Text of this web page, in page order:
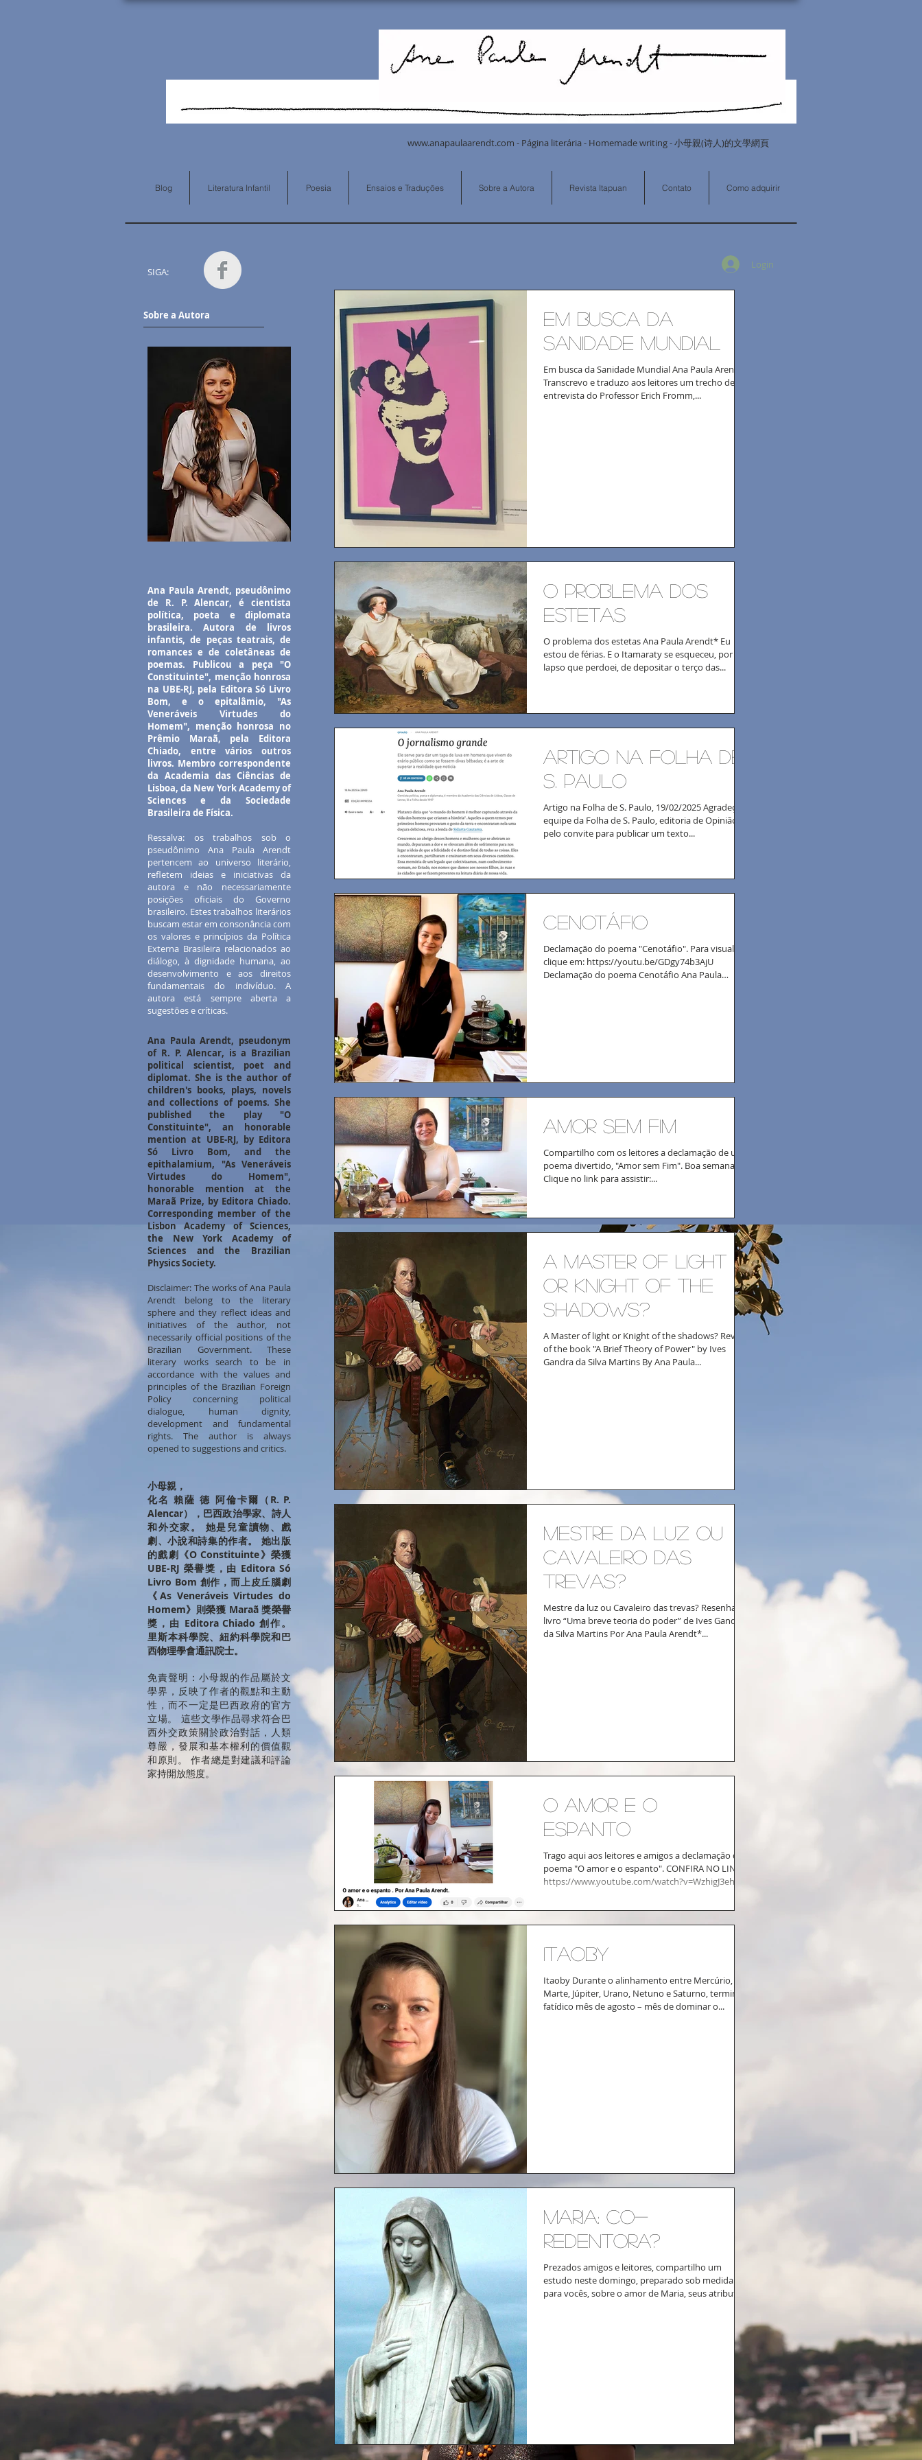
www.anapaulaarendt.com - Página literária - Homemade writing - 小母親(诗人)的文學網頁
Blog Literatura Infantil Poesia Ensaios e Traduções Sobre a Autora Revista Itapuan Contato Como adquirir
Login
SIGA:
Sobre a Autora
Ana Paula Arendt, pseudônimo
de R. P. Alencar, é cientista
política, poeta e diplomata
brasileira. Autora de livros
infantis, de peças teatrais, de
romances e de coletâneas de
poemas. Publicou a peça "O
Constituinte", menção honrosa
na UBE-RJ, pela Editora Só Livro
Bom, e o epitalâmio, "As
Veneráveis Virtudes do
Homem", menção honrosa no
Prêmio Maraã, pela Editora
Chiado, entre vários outros
livros. Membro correspondente
da Academia das Ciências de
Lisboa, da New York Academy of
Sciences e da Sociedade
Brasileira de Física.
Ressalva: os trabalhos sob o
pseudônimo Ana Paula Arendt
pertencem ao universo literário,
refletem ideias e iniciativas da
autora e não necessariamente
posições oficiais do Governo
brasileiro. Estes trabalhos literários
buscam estar em consonância com
os valores e princípios da Política
Externa Brasileira relacionados ao
diálogo, à dignidade humana, ao
desenvolvimento e aos direitos
fundamentais do indivíduo. A
autora está sempre aberta a
sugestões e críticas.
Ana Paula Arendt, pseudonym
of R. P. Alencar, is a Brazilian
political scientist, poet and
diplomat. She is the author of
children's books, plays, novels
and collections of poems. She
published the play "O
Constituinte", an honorable
mention at UBE-RJ, by Editora
Só Livro Bom, and the
epithalamium, "As Veneráveis
Virtudes do Homem",
honorable mention at the
Maraã Prize, by Editora Chiado.
Corresponding member of the
Lisbon Academy of Sciences,
the New York Academy of
Sciences and the Brazilian
Physics Society.
Disclaimer: The works of Ana Paula
Arendt belong to the literary
sphere and they reflect ideas and
initiatives of the author, not
necessarily official positions of the
Brazilian Government. These
literary works search to be in
accordance with the values and
principles of the Brazilian Foreign
Policy concerning political
dialogue, human dignity,
development and fundamental
rights. The author is always
opened to suggestions and critics.
小母親，
化名 賴薩 德 阿倫卡爾（R. P.
Alencar），巴西政治學家、詩人
和外交家。 她是兒童讀物、戲
劇、小說和詩集的作者。 她出版
的戲劇《O Constituinte》榮獲
UBE-RJ 榮譽獎，由 Editora Só
Livro Bom 創作，而上皮丘腦劇
《As Veneráveis Virtudes do
Homem》則榮獲 Maraã 獎榮譽
獎，由 Editora Chiado 創作。
里斯本科學院、紐約科學院和巴
西物理學會通訊院士。
免責聲明：小母親的作品屬於文
學界，反映了作者的觀點和主動
性，而不一定是巴西政府的官方
立場。 這些文學作品尋求符合巴
西外交政策關於政治對話，人類
尊嚴，發展和基本權利的價值觀
和原則。 作者總是對建議和評論
家持開放態度。
em busca da
Sanidade Mundial
Em busca da Sanidade Mundial Ana Paula Arendt*
Transcrevo e traduzo aos leitores um trecho de
entrevista do Professor Erich Fromm,...
o problema dos
estetas
O problema dos estetas Ana Paula Arendt* Eu
estou de férias. E o Itamaraty se esqueceu, por
lapso que perdoei, de depositar o terço das...
artigo na folha de
s. paulo
Artigo na Folha de S. Paulo, 19/02/2025 Agradeço à
equipe da Folha de S. Paulo, editoria de Opinião,
pelo convite para publicar um texto...
Cenotáfio
Declamação do poema "Cenotáfio". Para visualizar,
clique em: https://youtu.be/GDgy74b3AjU
Declamação do poema Cenotáfio Ana Paula
Amor sem fim
Compartilho com os leitores a declamação de um
poema divertido, "Amor sem Fim". Boa semana!
Clique no link para assistir:...
A Master of light
or Knight of the
shadows?
A Master of light or Knight of the shadows? Review
of the book "A Brief Theory of Power" by Ives
Gandra da Silva Martins By Ana Paula...
Mestre da luz ou
Cavaleiro das
trevas?
Mestre da luz ou Cavaleiro das trevas? Resenha do
livro “Uma breve teoria do poder” de Ives Gandra
da Silva Martins Por Ana Paula Arendt*...
O amor e o
espanto
Trago aqui aos leitores e amigos a declamação do
poema "O amor e o espanto". CONFIRA NO LINK:
https://www.youtube.com/watch?v=WzhigJ3ehFI...
Itaoby
Itaoby Durante o alinhamento entre Mercúrio,
Marte, Júpiter, Urano, Netuno e Saturno, termina o
fatídico mês de agosto – mês de dominar o...
Maria: Co-
redentora?
Prezados amigos e leitores, compartilho um
estudo neste domingo, preparado sob medida
para vocês, sobre o amor de Maria, seus atributos